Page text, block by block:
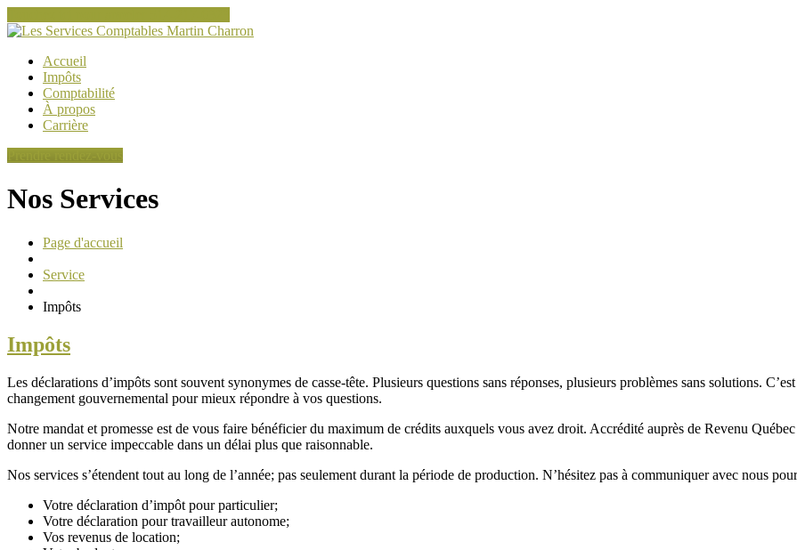
Accueil
Impôts
Comptabilité
À propos
Carrière
Nos Services
Page d'accueil
Service
Impôts
Impôts
Les déclarations d’impôts sont souvent synonymes de casse-tête. Plusieurs questions sans réponses, plusieurs problèmes sans solutions.
changement gouvernemental pour mieux répondre à vos questions.
Notre mandat et promesse est de vous faire bénéficier du maximum de crédits auxquels vous avez droit. Accrédité auprès de Revenu
donner un service impeccable dans un délai plus que raisonnable.
Nos services s’étendent tout au long de l’année; pas seulement durant la période de production. N’hésitez pas à communiquer avec nous
Votre déclaration d’impôt pour particulier;
Votre déclaration pour travailleur autonome;
Vos revenus de location;